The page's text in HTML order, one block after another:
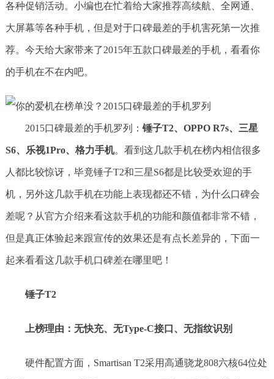
各种促销活动。小编也在忙着给大家推荐高续航、全网通、
大屏幕等各种手机，但是对于口碑最差的手机害死第一次推
荐。今天给大家带来了2015年五款口碑最差的手机，看看你
的手机在不在内吧。
2015口碑最差的手机罗列： 锤子T2、OPPO R7s、三星
S6、乐视1Pro、格力手机。看到这几款手机在榜内相信很多
人都比较惊讶，毕竟锤子T2和三星S6都是比较受欢迎的手
机，另外这几款手机在功能上表现都还不错，为什么口碑会
差呢？从官方介绍来看这款手机的功能和颜值都非常不错，
但是真正体验起来跟宣传的效果还是有点长差异的，下面一
起来看看这几款手机口碑差在哪里吧！
锤子T2
上榜理由：无快充、无Type-C接口、无指纹识别
硬件配置方面，Smartisan T2采用高通骁龙808六核64位处